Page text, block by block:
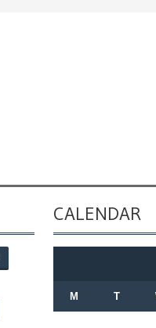
CALENDAR
M T